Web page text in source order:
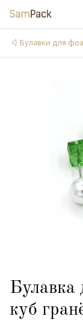
Булавки для
Булавка
куб